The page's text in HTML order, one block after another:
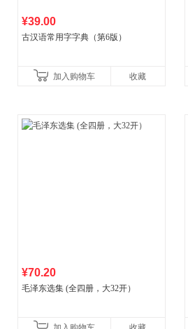
¥39.00
古汉语常用字字典（第6版）
加入购物车 收藏
¥70.20
毛泽东选集 (全四册，大32开）